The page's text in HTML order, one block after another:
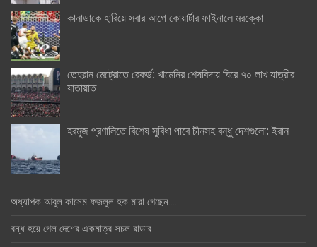
কানাডাকে হারিয়ে সবার আগে কোয়ার্টার ফাইনালে মরক্কো
তেহরান মেট্রোতে রেকর্ড: খামেনির শেষবিদায় ঘিরে ৭০ লাখ যাত্রীর
যাতায়াত
হরমুজ প্রণালিতে বিশেষ সুবিধা পাবে চীনসহ বন্ধু দেশগুলো: ইরান
অধ্যাপক আবুল কাসেম ফজলুল হক মারা গেছেন….
বন্ধ হয়ে গেল দেশের একমাত্র সচল রাডার